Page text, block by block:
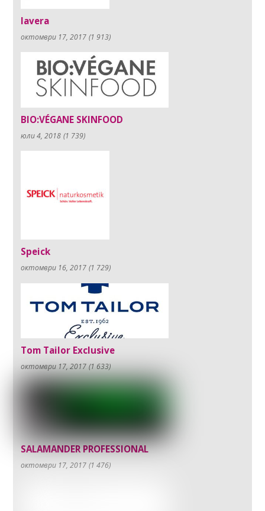
lavera
октомври 17, 2017 (1 913)
BIO:VÉGANE SKINFOOD
юли 4, 2018 (1 739)
Speick
октомври 16, 2017 (1 729)
Tom Tailor Exclusive
октомври 17, 2017 (1 633)
SALAMANDER PROFESSIONAL
октомври 17, 2017 (1 476)